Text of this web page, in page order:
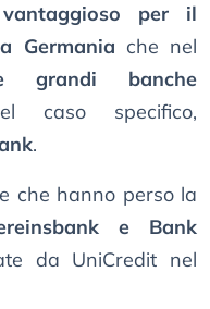
vantaggioso per il
Germania che nel
grandi banche
caso specifico,
.
che hanno perso la
e Bank
da UniCredit nel